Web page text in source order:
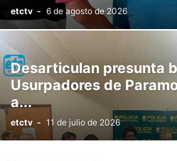
etctv - 6 de agosto de 2026
Desarticulan presunta
Usurpadores de
a...
etctv - 11 de julio de 2026